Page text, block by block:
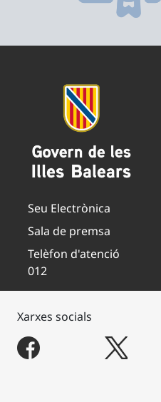
Seu Electrònica
Sala de premsa
Telèfon d'atenció
012
Xarxes socials